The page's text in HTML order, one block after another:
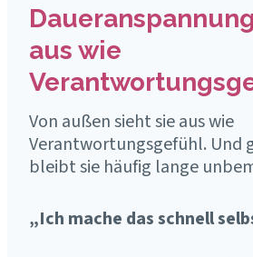
aus wie
Von außen sieht sie aus wie
Verantwortungsgefühl. Und
bleibt sie häufig lange
„Ich mache das schnell